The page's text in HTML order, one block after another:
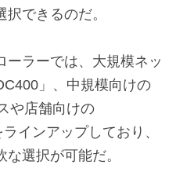
できるのだ。
ーラーでは、大規模ネッ
」、中規模向けの
や店舗向けの
インアップしており、
選択が可能だ。